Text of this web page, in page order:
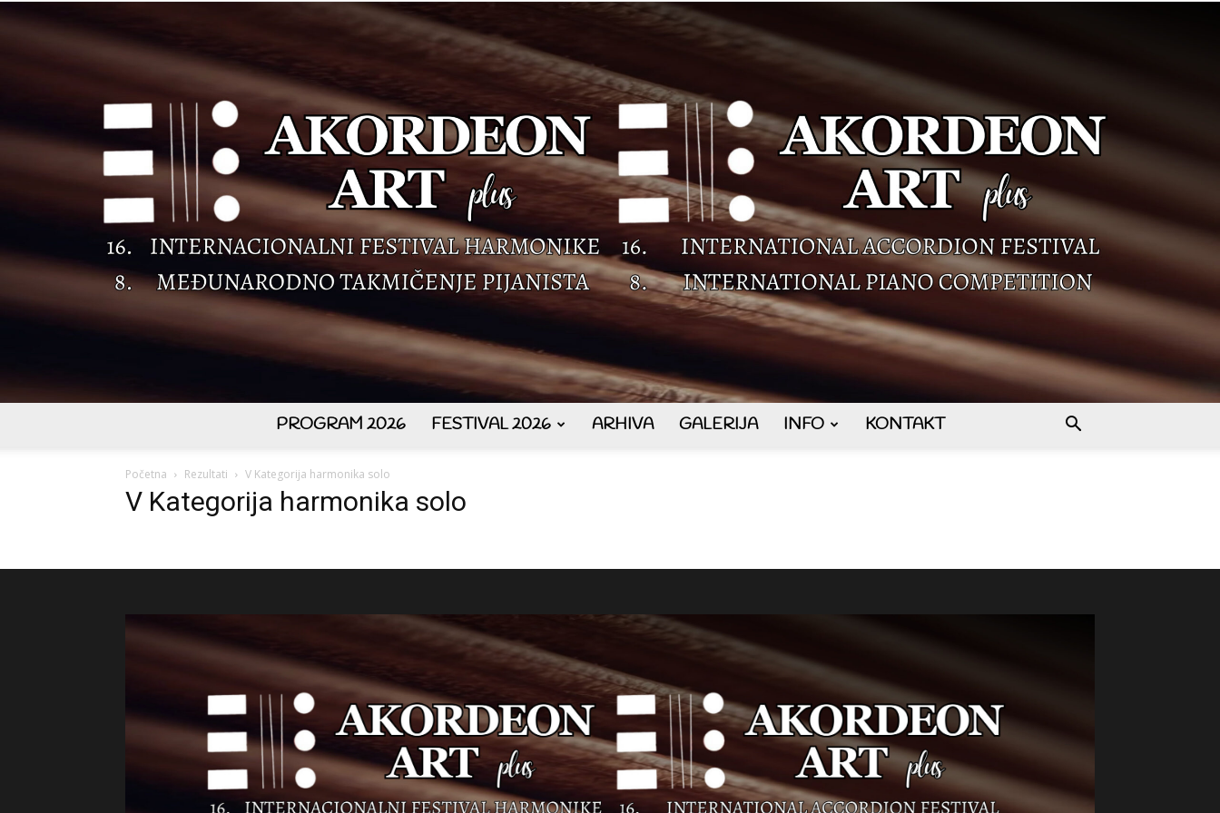
plus
PROGRAM 2026 FESTIVAL 2026 ARHIVA GALERIJA INFO KONTAKT
Početna Rezultati V Kategorija harmonika solo
V Kategorija harmonika solo